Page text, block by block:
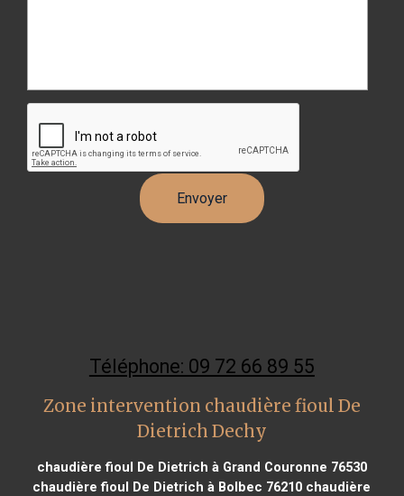
Téléphone: 09 72 66 89 55
Zone intervention chaudière fioul De
Dietrich Dechy
chaudière fioul De Dietrich à Grand Couronne 76530
chaudière fioul De Dietrich à Bolbec 76210 chaudière